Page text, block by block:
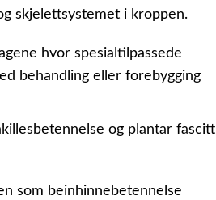
skjelettsystemet i kroppen.
hvor spesialtilpassede
behandling eller forebygging
og plantar fascitt
som beinhinnebetennelse